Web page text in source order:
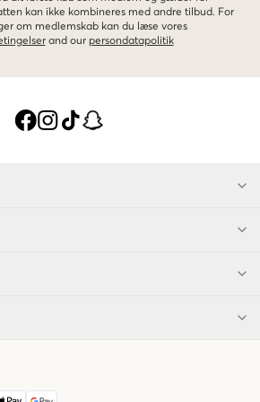
kan ikke kombineres med andre tilbud. For
om medlemskab kan du læse vores
and our persondatapolitik